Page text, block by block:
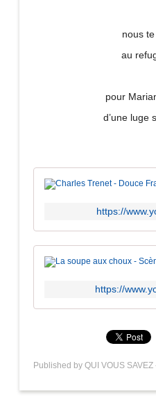
nous
au
pour
d’une luge
https://
https://
Published by QUI VOUS SAVEZ